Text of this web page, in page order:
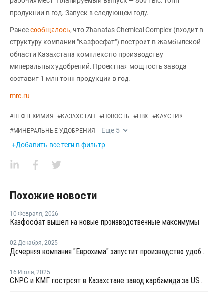
продукции в год. Запуск в следующем году.
Ранеесообщалось, что Zhanatas Chemical Complex (входит в
структуру компании "Казфосфат") построит в Жамбылской
области Казахстана комплекс по производству
минеральных удобрений. Проектная мощность завода
составит 1 млн тонн продукции в год.
mrc.ru
#НЕФТЕХИМИЯ #КАЗАХСТАН #НОВОСТЬ #ПВХ #КАУСТИК
#МИНЕРАЛЬНЫЕ УДОБРЕНИЯ Еще 5
+Добавить все теги в фильтр
Похожие новости
10 Февраля, 2026
Казфосфат вышел на новые производственные максимумы
02 Декабря, 2025
Дочерняя компания "Еврохима" запустит производство удобрений в Казахстане
16 Июля, 2025
CNPC и КМГ построят в Казахстане завод карбамида за USD1,25 млрд